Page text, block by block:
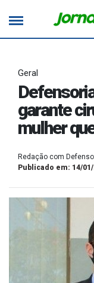
Geral
garante
mulher
Redação com
Publicado em: 14/